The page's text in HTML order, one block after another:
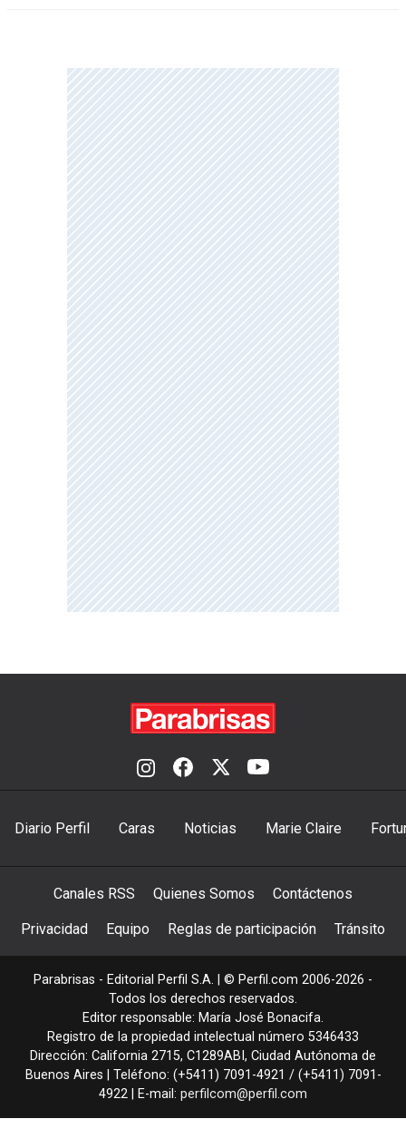
Diario Perfil Caras Noticias Marie Claire
Canales RSS Quienes Somos Contáctenos
Privacidad Equipo Reglas de participación Tránsito
Parabrisas - Editorial Perfil S.A. | © Perfil.com 2006-2026 -
Todos los derechos reservados.
Editor responsable: María José Bonacifa.
Registro de la propiedad intelectual número 5346433
Dirección: California 2715, C1289ABI , Ciudad Autónoma de
Buenos Aires | Teléfono: (+5411) 7091-4921 / (+5411) 7091-
4922 | E-mail: perfilcom@perfil.com